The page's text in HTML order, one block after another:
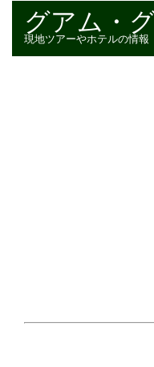
グアム・
現地ツアーやホテルの情報